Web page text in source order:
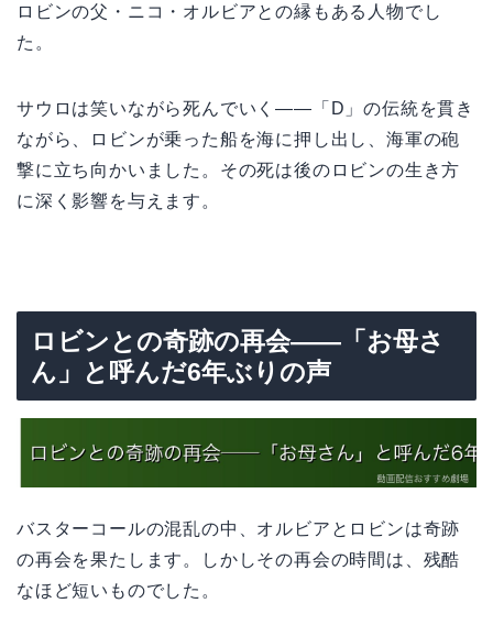
ロビンの父・ニコ・オルビアとの縁もある人物でし
た。
サウロは笑いながら死んでいく——「D」の伝統を貫き
ながら、ロビンが乗った船を海に押し出し、海軍の砲
撃に立ち向かいました。その死は後のロビンの生き方
に深く影響を与えます。
ロビンとの奇跡の再会——「お母さ
ん」と呼んだ6年ぶりの声
バスターコールの混乱の中、オルビアとロビンは奇跡
の再会を果たします。しかしその再会の時間は、残酷
なほど短いものでした。